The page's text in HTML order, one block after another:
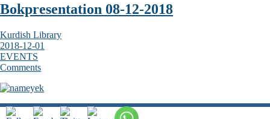
Bokpresentation 08-12-2018
Kurdish Library
2018-12-01
EVENTS
Comments